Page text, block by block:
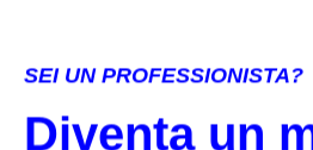
SEI UN PROFESSIONISTA?
Diventa un